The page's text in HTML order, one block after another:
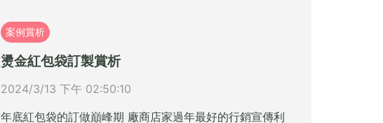
案例賞析
燙金紅包袋訂製賞析
2024/3/13 下午 02:50:10
年底紅包袋的訂做巔峰期 廠商店家過年最好的行銷宣傳利